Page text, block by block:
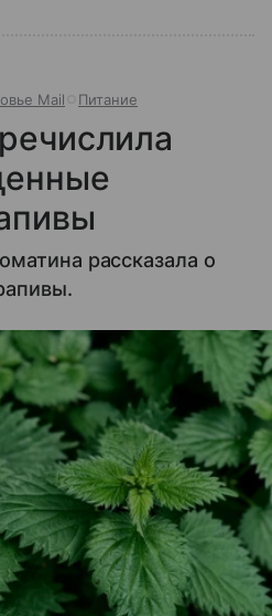
Mail Питание
рассказала о